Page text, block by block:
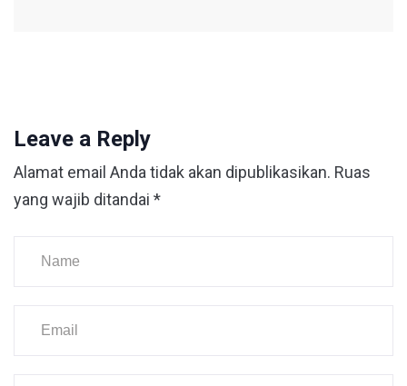
Leave a Reply
Alamat email Anda tidak akan dipublikasikan. Ruas
yang wajib ditandai *